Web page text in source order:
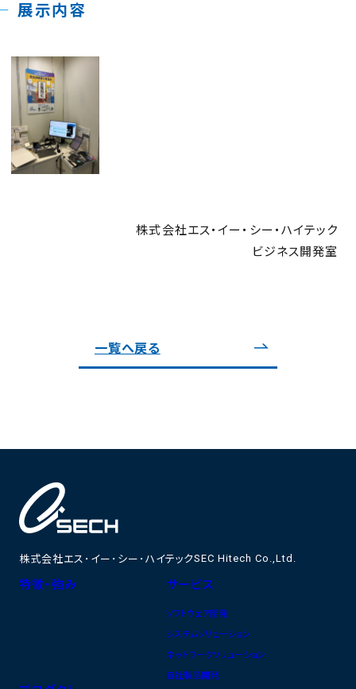
展示内容
株式会社エス・イー・シー・ハイテック
ビジネス開発室
一覧へ戻る
株式会社エス･イー･シー･ハイテックSEC Hitech Co.,Ltd.
特徴・強み サービス
ソフトウェア開発
システムソリューション
ネットワークソリューション
自社製品開発